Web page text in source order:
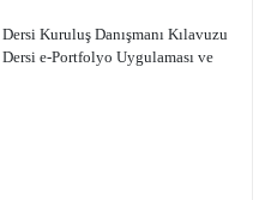
Kuruluş Danışmanı Kılavuzu
e-Portfolyo Uygulaması ve